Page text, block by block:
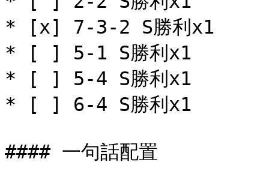
* [x] 7-3-2 S勝利x1
* [ ] 5-1 S勝利x1
* [ ] 5-4 S勝利x1
* [ ] 6-4 S勝利x1
#### 一句話配置